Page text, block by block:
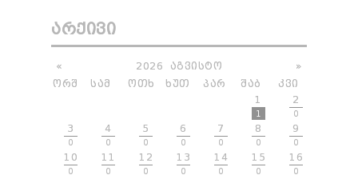
ᲐᲠᲥᲘᲕᲘ
« »
2026
ᲐᲒᲕᲘᲡᲢᲝ
ᲝᲠᲨ
ᲡᲐᲛ ᲝᲗᲮ ᲮᲣᲗ ᲞᲐᲠ ᲨᲐᲑ
ᲙᲕᲘ
1
1
2
0
3
0
4
0
5
0
6
0
7
0
8
0
9
0
10
0
11
0
12
0
13
0
14
0
15
0
16
0